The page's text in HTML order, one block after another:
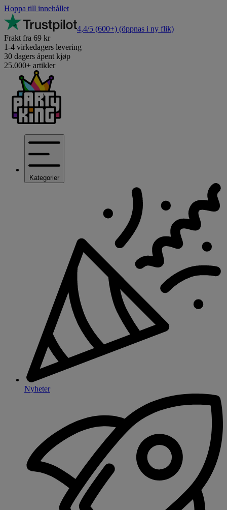
Hoppa till innehållet
4,4/5 (600+) (öppnas i ny flik)
Frakt fra 69 kr
1-4 virkedagers levering
30 dagers åpent kjøp
25.000+ artikler
Kategorier
Nyheter